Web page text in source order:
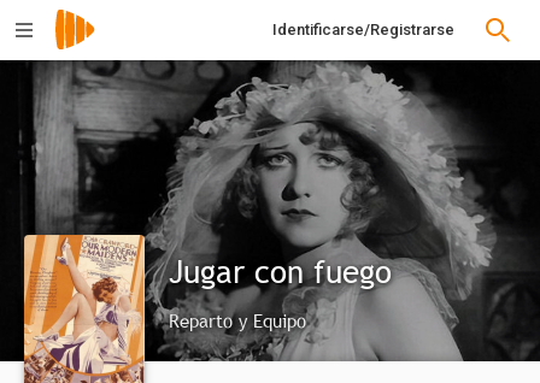
Identificarse/Registrarse
Jugar con fuego
Reparto y Equipo